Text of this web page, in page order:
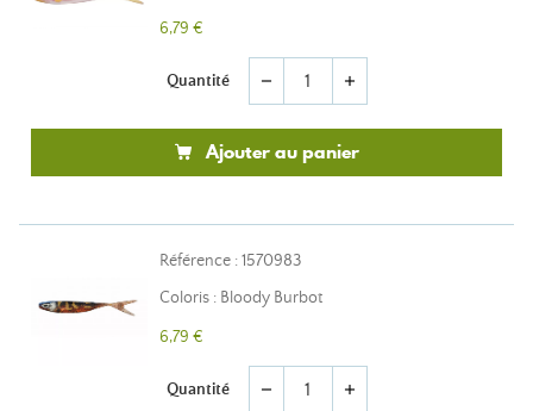
6,79 €
Quantité remove add
Ajouter au panier
Référence : 1570983
Coloris : Bloody Burbot
6,79 €
Quantité remove add